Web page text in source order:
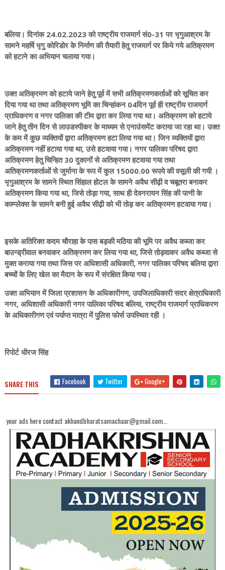
बलिया। दिनांक 24.02.2023 को राष्ट्रीय राजमार्ग सं0-31 पर भृगुआश्रम के
सामने महर्षि भृगु कोरिडोर के निर्माण की तैयारी हेतु राजमार्ग पर किये गये अतिक्रमण
को हटाने का अभियान चलाया गया।
उक्त अतिक्रमण को हटाये जाने हेतु पूर्व में सभी अतिक्रमणकर्ताओं को सूचित कर
दिया गया था तथा अतिक्रमण भूमि का चिन्हांकन 04दिन पूर्व ही राष्ट्रीय राजमार्ग
प्राधिकरण व नगर पालिका की टीम द्वारा कर लिया गया था। अतिक्रमण को हटाये
जाने हेतु तीन दिन से लाउडस्पीकर के माध्यम से एनाउंसमेंट कराया जा रहा था। उक्त
के कम में कुछ व्यक्तियों द्वारा अतिक्रमण हटा लिया गया था। जिन व्यक्तियों द्वारा
अतिक्रमण नहीं हटाया गया था, उसे हटवाया गया। नगर पालिका परिषद द्वारा
अतिक्रमण हेतु चिन्हित 30 दुकानों से अतिक्रमण हटवाया गया तथा
अतिक्रमणकर्ताओं से जुर्माना के रूप में कुल 15000.00 रूपये की वसूली की गयी ।
भृगुआश्रम के सामने स्थित सिंहाल होटल के सामने अवैध सीढ़ी व चबूतरा बनाकर
अतिक्रमण किया गया था, जिसे तोड़ा गया, साथ ही देवनरायन सिंह की पत्नी के
काम्प्लेक्स के सामने बनी हुई अवैध सीढ़ी को भी तोड़ कर अतिक्रमण हटवाया गया।
इसके अतिरिक्त कदम चौराहा के पास बड़की मठिया की भूमि पर अवैध कब्जा कर
बाउन्ड्रीवाल बनवाकर अतिक्रमण कर लिया गया था, जिसे तोड़वाकर अवैध कब्जा से
मुक्त कराया गया तथा जिस पर अधिशासी अधिकारी, नगर पालिका परिषद बलिया द्वारा
बच्चों के लिए खेल का मैदान के रूप में संरक्षित किया गया।
उक्त अभियान में जिला प्रशासन के अधिकारीगण, उपजिलाधिकारी सदर क्षेत्राधिकारी
नगर, अधिशासी अधिकारी नगर पालिका परिषद बलिया, राष्ट्रीय राजमार्ग प्राधिकरण
के अधिकारीगण एवं पर्याप्त मात्रा में पुलिस फोर्स उपस्थित रही ।
रिपोर्ट धीरज सिंह
SHARE THIS Facebook Twitter Google+
contact akhandbharatsamachaar@gmail.com...